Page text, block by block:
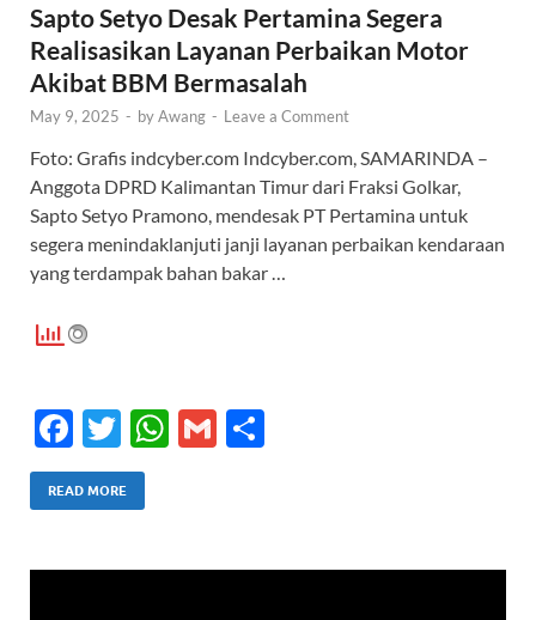
Sapto Setyo Desak Pertamina Segera
Realisasikan Layanan Perbaikan Motor
Akibat BBM Bermasalah
May 9, 2025 - byAwang - Leave a Comment
Foto: Grafis indcyber.com Indcyber.com, SAMARINDA –
Anggota DPRD Kalimantan Timur dari Fraksi Golkar,
Sapto Setyo Pramono, mendesak PT Pertamina untuk
segera menindaklanjuti janji layanan perbaikan kendaraan
yang terdampak bahan bakar …
F
ac
e
o
T
w
itt
W
A
G
READ MORE